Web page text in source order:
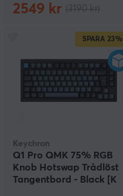
2549 kr
SPARA 23%
Keychron
Q1 Pro QMK 75% RGB
Knob Hotswap Trådlöst
Tangentbord - Black [K